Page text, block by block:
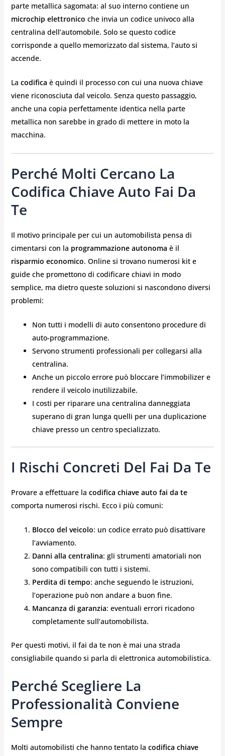
parte metallica sagomata: al suo interno contiene un
microchip elettronico che invia un codice univoco alla
centralina dell’automobile. Solo se questo codice
corrisponde a quello memorizzato dal sistema, l’auto si
accende.
La codifica è quindi il processo con cui una nuova chiave
viene riconosciuta dal veicolo. Senza questo passaggio,
anche una copia perfettamente identica nella parte
metallica non sarebbe in grado di mettere in moto la
macchina.
Perché Molti Cercano La
Codifica Chiave Auto Fai Da
Te
Il motivo principale per cui un automobilista pensa di
cimentarsi con la programmazione autonoma è il
risparmio economico. Online si trovano numerosi kit e
guide che promettono di codificare chiavi in modo
semplice, ma dietro queste soluzioni si nascondono diversi
problemi:
Non tutti i modelli di auto consentono procedure di
auto-programmazione.
Servono strumenti professionali per collegarsi alla
centralina.
Anche un piccolo errore può bloccare l’immobilizer e
rendere il veicolo inutilizzabile.
I costi per riparare una centralina danneggiata
superano di gran lunga quelli per una duplicazione
chiave presso un centro specializzato.
I Rischi Concreti Del Fai Da Te
Provare a effettuare la codifica chiave auto fai da te
comporta numerosi rischi. Ecco i più comuni:
Blocco del veicolo: un codice errato può disattivare
l’avviamento.
Danni alla centralina: gli strumenti amatoriali non
sono compatibili con tutti i sistemi.
Perdita di tempo: anche seguendo le istruzioni,
l’operazione può non andare a buon fine.
Mancanza di garanzia: eventuali errori ricadono
completamente sull’automobilista.
Per questi motivi, il fai da te non è mai una strada
consigliabile quando si parla di elettronica automobilistica.
Perché Scegliere La
Professionalità Conviene
Sempre
Molti automobilisti che hanno tentato la codifica chiave